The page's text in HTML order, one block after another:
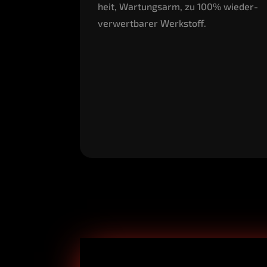
heit, War­tungs­arm, zu 100% wie­der­
ver­wert­ba­rer Werkstoff.